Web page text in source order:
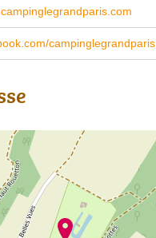
campinglegrandparis